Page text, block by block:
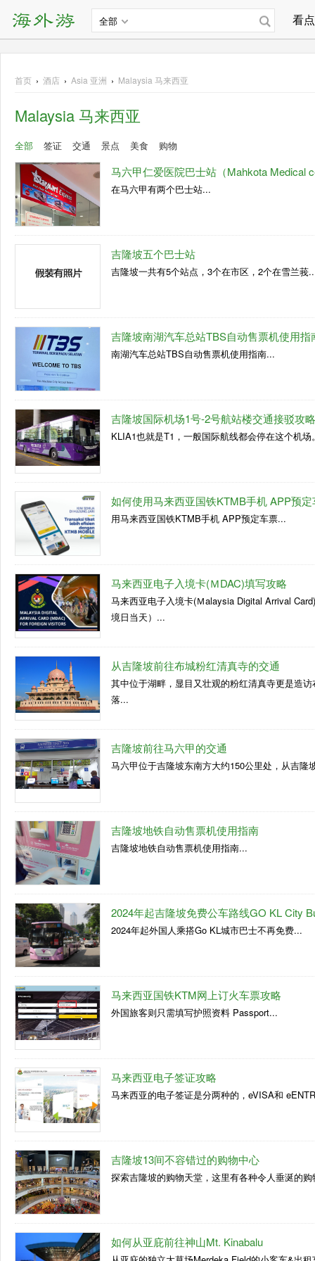
全部 看
首页 › 酒店 › Asia 亚洲 › Malaysia 马来西亚
Malaysia 马来西亚
全部 签证 交通 景点 美食 购物
马六甲仁爱医院巴士站（Mahkota Medical
在马六甲有两个巴士站...
吉隆坡五个巴士站
吉隆坡一共有5个站点，3个在市区，2个在雪兰莪
吉隆坡南湖汽车总站TBS自动售票机使用指
南湖汽车总站TBS自动售票机使用指南...
吉隆坡国际机场1号-2号航站楼交通接驳攻略
KLIA1也就是T1，一般国际航线都会停在这个机
如何使用马来西亚国铁KTMB手机 APP预定
用马来西亚国铁KTMB手机 APP预定车票...
马来西亚电子入境卡(ＭDAC)填写攻略
马来西亚电子入境卡(Ｍalaysia Digital Arrival
境日当天）...
从吉隆坡前往布城粉红清真寺的交通
其中位于湖畔，显目又壮观的粉红清真寺更是造
落...
吉隆坡前往马六甲的交通
马六甲位于吉隆坡东南方大约150公里处，从吉隆
吉隆坡地铁自动售票机使用指南
吉隆坡地铁自动售票机使用指南...
2024年起吉隆坡免费公车路线GO KL City
2024年起外国人乘搭Go KL城市巴士不再免费...
马来西亚国铁KTM网上订火车票攻略
外国旅客则只需填写护照资料 Passport...
马来西亚电子签证攻略
马来西亚的电子签证是分两种的，eVISA和
吉隆坡13间不容错过的购物中心
探索吉隆坡的购物天堂，这里有各种令人垂涎的
如何从亚庇前往神山Mt. Kinabalu